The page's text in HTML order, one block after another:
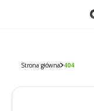
Strona główna 404